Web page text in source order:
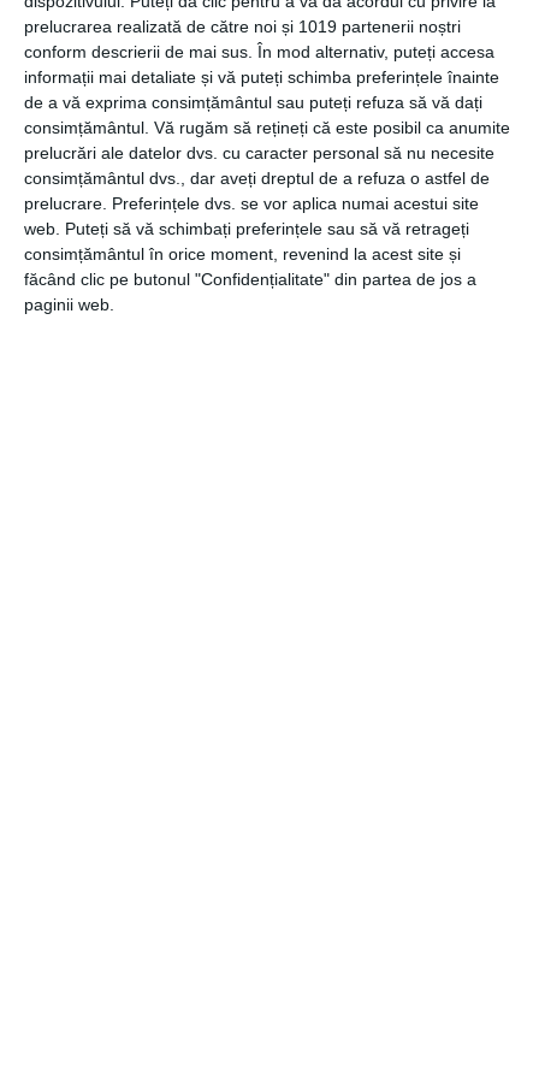
prelucrarea realizată de către noi și 1019 partenerii noștri
conform descrierii de mai sus. În mod alternativ, puteți accesa
informații mai detaliate și vă puteți schimba preferințele înainte
de a vă exprima consimțământul sau puteți refuza să vă dați
consimțământul. Vă rugăm să rețineți că este posibil ca anumite
prelucrări ale datelor dvs. cu caracter personal să nu necesite
consimțământul dvs., dar aveți dreptul de a refuza o astfel de
prelucrare. Preferințele dvs. se vor aplica numai acestui site
web. Puteți să vă schimbați preferințele sau să vă retrageți
consimțământul în orice moment, revenind la acest site și
făcând clic pe butonul "Confidențialitate" din partea de jos a
paginii web.
cazaturilor pe asfalt si ce e mai important, este
faptul ca acesta poate reduce semnificativul riscul
ranirilor grave, mai ales in siatuatia unor cazaturi
pe asfalt.
Un echipament moto ales in mod corespuznator
iti poate oferi un plus de confort.
Chiar daca echipamentul moto poate fi considerat
de catre unii conducatori moto drept un simplu